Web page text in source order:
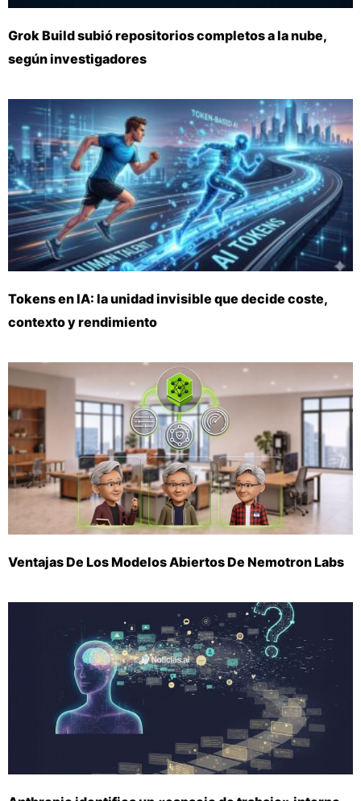
Grok Build subió repositorios completos a la nube,
según investigadores
Tokens en IA: la unidad invisible que decide coste,
contexto y rendimiento
Ventajas De Los Modelos Abiertos De Nemotron Labs